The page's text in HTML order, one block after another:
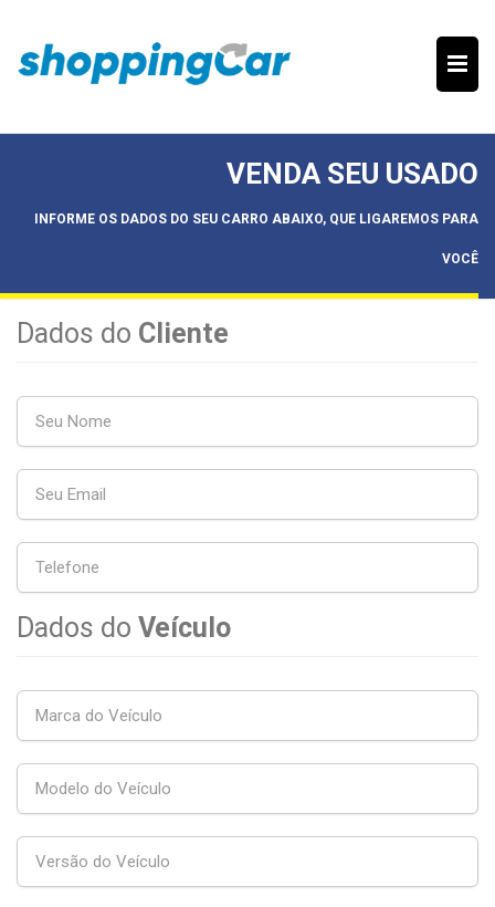
VENDA SEU USADO
INFORME OS DADOS DO SEU CARRO ABAIXO, QUE LIGAREMOS PARA
VOCÊ
Dados do Cliente
Dados do Veículo